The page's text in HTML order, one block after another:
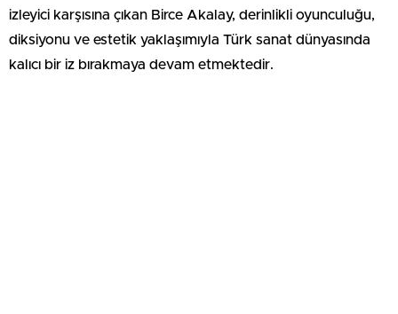
izleyici karşısına çıkan Birce Akalay, derinlikli oyunculuğu,
diksiyonu ve estetik yaklaşımıyla Türk sanat dünyasında
kalıcı bir iz bırakmaya devam etmektedir.